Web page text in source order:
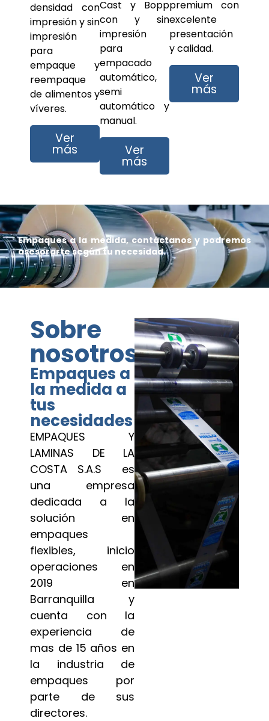
densidad con
impresión y sin
impresión
para
empaque y
reempaque
de alimentos y
víveres.
Ver
más
Cast y Bopp
con y sin
impresión
para
empacado
automático,
semi
automático y
manual.
Ver
más
premium con
excelente
presentación
y calidad.
Ver
más
Empaques a la medida, contáctanos y podremos
asesorarte según tu necesidad.
Sobre
nosotros
Empaques a
la medida a
tus
necesidades
EMPAQUES Y
LAMINAS DE LA
COSTA S.A.S es
una empresa
dedicada a la
solución en
empaques
flexibles, inicio
operaciones en
2019 en
Barranquilla y
cuenta con la
experiencia de
mas de 15 años en
la industria de
empaques por
parte de sus
directores.